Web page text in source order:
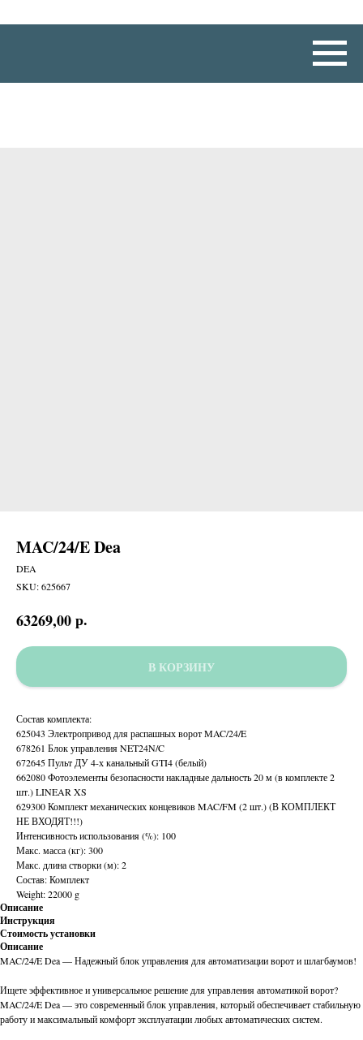
MAC/24/E Dea
DEA
SKU:625667
63269,00р.
В КОРЗИНУ
Состав комплекта:
625043 Электропривод для распашных ворот MAC/24/E
678261 Блок управления NET24N/C
672645 Пульт ДУ 4-х канальный GTI4 (белый)
662080 Фотоэлементы безопасности накладные дальность 20 м (в комплекте 2
шт.) LINEAR XS
629300 Комплект механических концевиков MAC/FM (2 шт.) (В КОМПЛЕКТ
НЕ ВХОДЯТ!!!)
Интенсивность использования (%): 100
Макс. масса (кг): 300
Макс. длина створки (м): 2
Состав: Комплект
Weight: 22000 g
Описание
Инструкция
Стоимость установки
Описание
MAC/24/E Dea — Надежный блок управления для автоматизации ворот и шлагбаумов!
Ищете эффективное и универсальное решение для управления автоматикой ворот?
MAC/24/E Dea — это современный блок управления, который обеспечивает стабильную
работу и максимальный комфорт эксплуатации любых автоматических систем.